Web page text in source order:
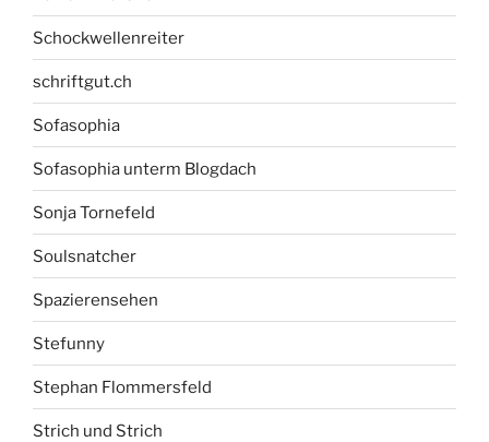
Schockwellenreiter
schriftgut.ch
Sofasophia
Sofasophia unterm Blogdach
Sonja Tornefeld
Soulsnatcher
Spazierensehen
Stefunny
Stephan Flommersfeld
Strich und Strich